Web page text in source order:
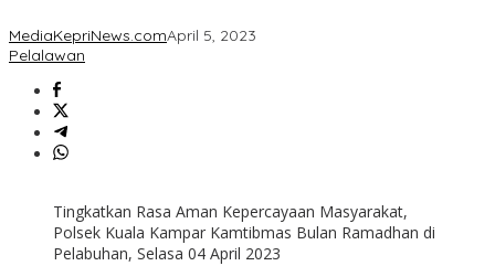
MediaKepriNews.comApril 5, 2023
Pelalawan
Tingkatkan Rasa Aman Kepercayaan Masyarakat,
Polsek Kuala Kampar Kamtibmas Bulan Ramadhan di
Pelabuhan, Selasa 04 April 2023